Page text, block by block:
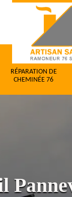
RÉPARATION DE
CHEMINÉE 76